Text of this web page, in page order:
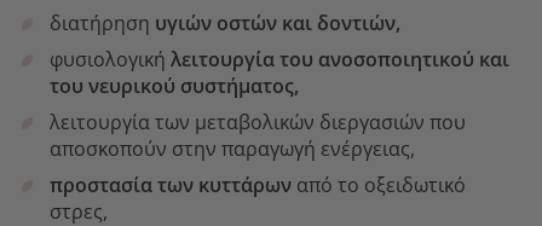
διατήρηση υγιών οστών και δοντιών,
φυσιολογική λειτουργία του ανοσοποιητικού και
του νευρικού συστήματος,
λειτουργία των μεταβολικών διεργασιών που
αποσκοπούν στην παραγωγή ενέργειας,
προστασία των κυττάρων από το οξειδωτικό
στρες,